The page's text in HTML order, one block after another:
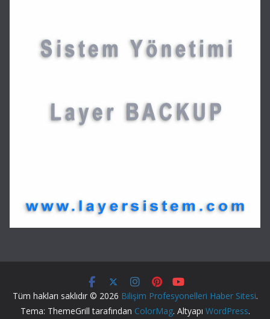
Tüm hakları saklıdır © 2026 Bilişim Profesyonelleri Haber Sitesi.
Tema: ThemeGrill tarafından ColorMag. Altyapı WordPress.